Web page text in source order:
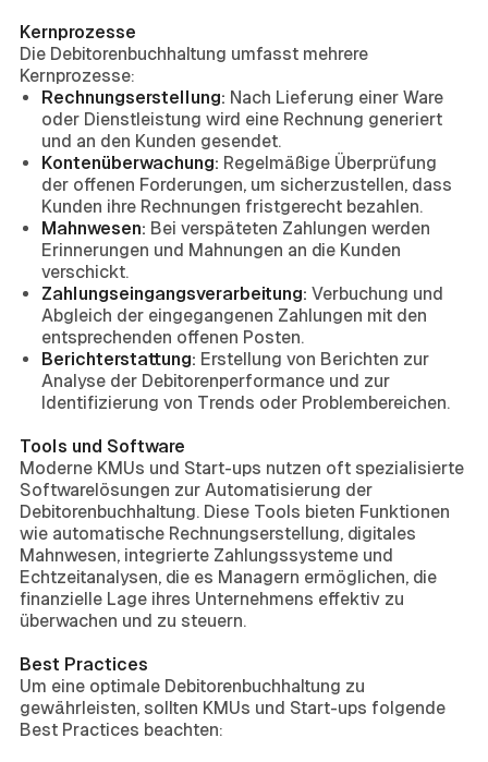
Kernprozesse
Die Debitorenbuchhaltung umfasst mehrere
Kernprozesse:
Rechnungserstellung: Nach Lieferung einer Ware
oder Dienstleistung wird eine Rechnung generiert
und an den Kunden gesendet.
Kontenüberwachung: Regelmäßige Überprüfung
der offenen Forderungen, um sicherzustellen, dass
Kunden ihre Rechnungen fristgerecht bezahlen.
Mahnwesen: Bei verspäteten Zahlungen werden
Erinnerungen und Mahnungen an die Kunden
verschickt.
Zahlungseingangsverarbeitung: Verbuchung und
Abgleich der eingegangenen Zahlungen mit den
entsprechenden offenen Posten.
Berichterstattung: Erstellung von Berichten zur
Analyse der Debitorenperformance und zur
Identifizierung von Trends oder Problembereichen.
Tools und Software
Moderne KMUs und Start-ups nutzen oft spezialisierte
Softwarelösungen zur Automatisierung der
Debitorenbuchhaltung. Diese Tools bieten Funktionen
wie automatische Rechnungserstellung, digitales
Mahnwesen, integrierte Zahlungssysteme und
Echtzeitanalysen, die es Managern ermöglichen, die
finanzielle Lage ihres Unternehmens effektiv zu
überwachen und zu steuern.
Best Practices
Um eine optimale Debitorenbuchhaltung zu
gewährleisten, sollten KMUs und Start-ups folgende
Best Practices beachten: